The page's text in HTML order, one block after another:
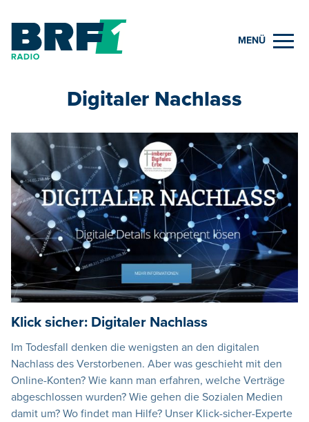
MENÜ
Digitaler Nachlass
Klick sicher: Digitaler Nachlass
Im Todesfall denken die wenigsten an den digitalen
Nachlass des Verstorbenen. Aber was geschieht mit den
Online-Konten? Wie kann man erfahren, welche Verträge
abgeschlossen wurden? Wie gehen die Sozialen Medien
damit um? Wo findet man Hilfe? Unser Klick-sicher-Experte